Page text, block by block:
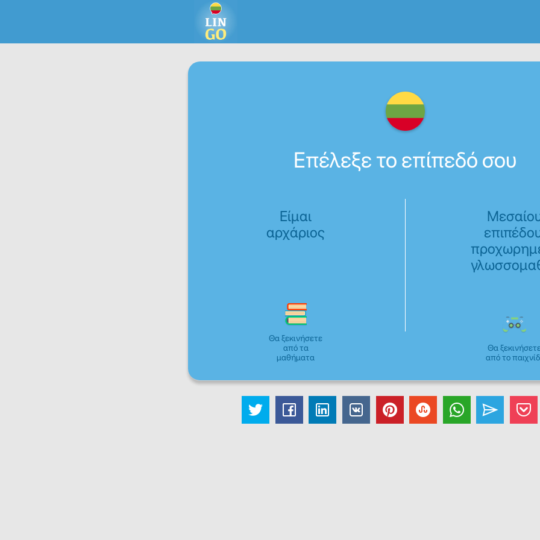
Επέλεξε το επίπεδό σου
Είμαι
αρχάριος
Θα ξεκινήσετε
από τα
μαθήματα
Θα
από το